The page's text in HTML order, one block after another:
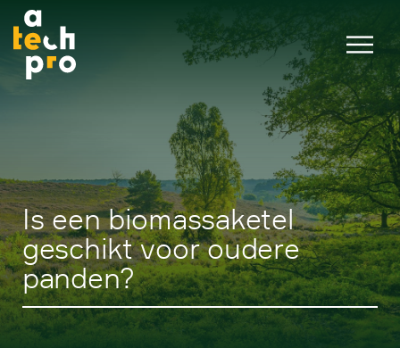
Is een biomassaketel
geschikt voor oudere
panden?